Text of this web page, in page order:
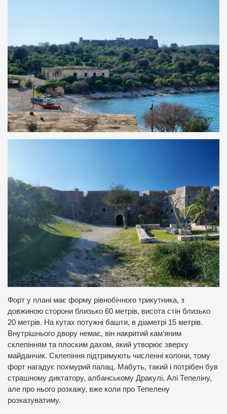
Форт у плані має форму рівнобічного трикутника, з
довжиною сторони близько 60 метрів, висота стін близько
20 метрів. На кутах потужні башти, в діаметрі 15 метрів.
Внутрішнього двору немає, він накритий кам’яним
склепінням та плоским дахом, який утворює зверху
майданчик. Склепіння підтримують численні колони, тому
форт нагадує похмурий палац. Мабуть, такий і потрібен був
страшному диктатору, албанському Дракулі, Алі Тепеліну,
але про нього розкажу, вже коли про Тепелену
розказуватиму.